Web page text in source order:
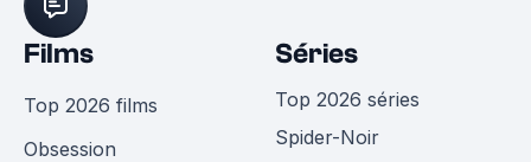
Films
Top 2026 films
Obsession
Séries
Top 2026 séries
Spider-Noir